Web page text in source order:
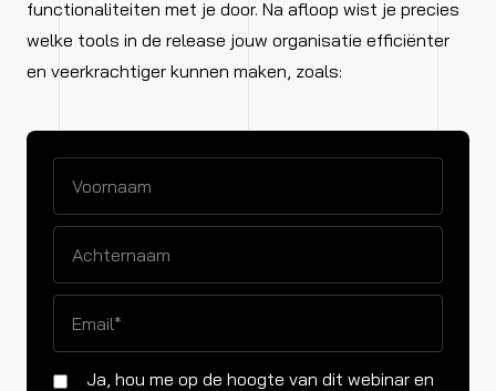
functionaliteiten met je door. Na afloop wist je precies
welke tools in de release jouw organisatie efficiënter
en veerkrachtiger kunnen maken, zoals:
Ja, hou me op de hoogte van dit webinar en